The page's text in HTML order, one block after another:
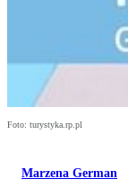
Foto: turystyka.rp.pl
Marzena German